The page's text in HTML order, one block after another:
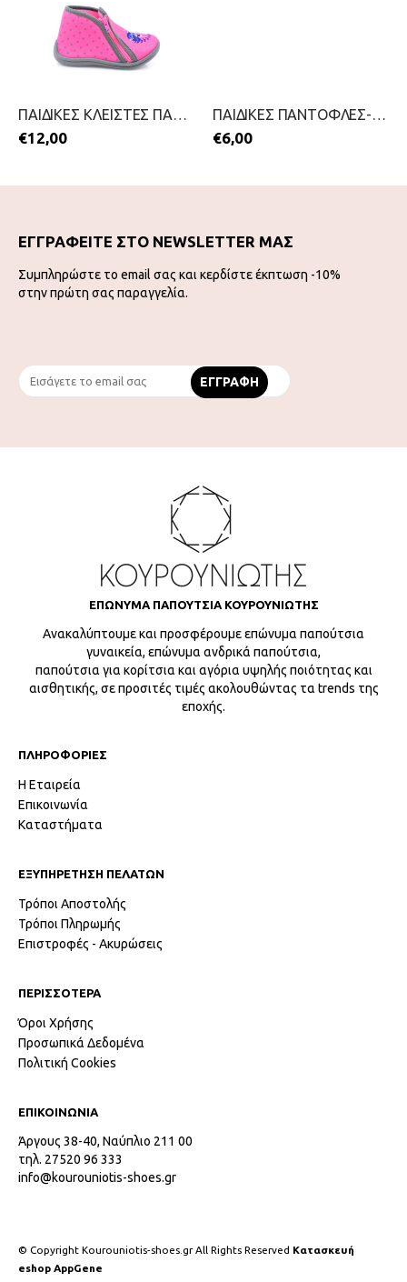
ΠΑΙΔΙΚΕΣ ΚΛΕΙΣΤΕΣ ΠΑΝΤΟΦΛΕΣ ΓΙΑ ΚΟΡΙΤΣΙΑ-SMART KIDS-2211-0071-ΦΟΥΞΙΑ
€12,00
ΠΑΙΔΙΚΕΣ ΠΑΝΤΟΦΛΕΣ-STAMION-2111-0455-ΦΟΥΞΙΑ
€6,00
ΕΓΓΡΑΦΕΙΤΕ ΣΤΟ NEWSLETTER ΜΑΣ
Συμπληρώστε το email σας και κερδίστε έκπτωση -10%
στην πρώτη σας παραγγελία.
ΕΠΩΝΥΜΑ ΠΑΠΟΥΤΣΙΑ ΚΟΥΡΟΥΝΙΩΤΗΣ
Ανακαλύπτουμε και προσφέρουμε επώνυμα παπούτσια
γυναικεία, επώνυμα ανδρικά παπούτσια,
παπούτσια για κορίτσια και αγόρια υψηλής ποιότητας και
αισθητικής, σε προσιτές τιμές ακολουθώντας τα trends της
εποχής.
ΠΛΗΡΟΦΟΡΙΕΣ
Η Εταιρεία
Επικοινωνία
Καταστήματα
ΕΞΥΠΗΡΕΤΗΣΗ ΠΕΛΑΤΩΝ
Τρόποι Αποστολής
Τρόποι Πληρωμής
Επιστροφές - Ακυρώσεις
ΠΕΡΙΣΣΟΤΕΡΑ
Όροι Χρήσης
Προσωπικά Δεδομένα
Πολιτική Cookies
ΕΠΙΚΟΙΝΩΝΙΑ
Άργους 38-40, Ναύπλιο 211 00
τηλ. 27520 96 333
info@kourouniotis-shoes.gr
© Copyright Kourouniotis-shoes.gr All Rights Reserved Κατασκευή
eshop AppGene